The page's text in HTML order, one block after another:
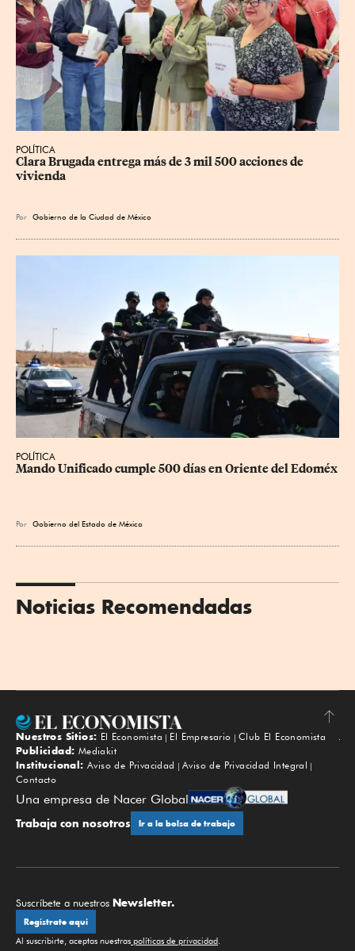
POLÍTICA
Clara Brugada entrega más de 3 mil 500 acciones de
vivienda
Por Gobierno de la Ciudad de México
POLÍTICA
Mando Unificado cumple 500 días en Oriente del Edoméx
Por Gobierno del Estado de México
Noticias Recomendadas
Subir
Nuestros Sitios: El Economista El Empresario
Club El Economista
Publicidad: Mediakit
Institucional: Aviso de Privacidad
Aviso de Privacidad Integral
Contacto
Una empresa de Nacer Global
Trabaja con nosotros Ir a la bolsa de trabajo
Suscríbete a nuestros Newsletter.
Regístrate aquí
Al suscribirte, aceptas nuestras políticas de privacidad.